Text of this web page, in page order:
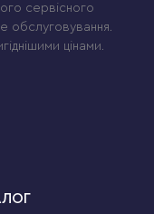
сервісного
обслуговування.
цінами.